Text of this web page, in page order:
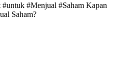
#Menjual #Saham Kapan
Saham?